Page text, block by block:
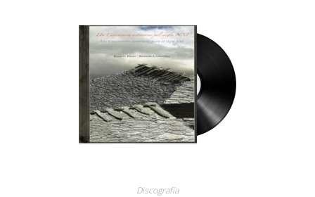
Discografía